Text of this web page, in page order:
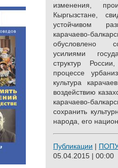
изменения,
Кыргызстане,
устойчивом
карачаево-
обусловлено
усилиями
структур
процессе
культура
воздействию
карачаево-
сохранить
народа, его
Публикации |
05.04.2015 | 00:00